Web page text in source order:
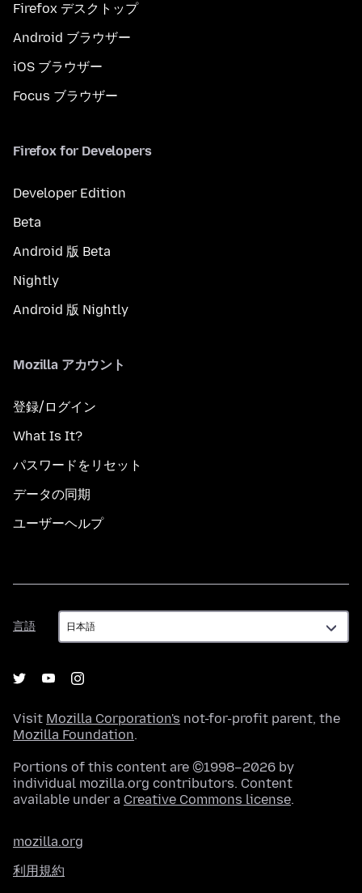
Firefox デスクトップ
Android ブラウザー
iOS ブラウザー
Focus ブラウザー
Firefox for Developers
Developer Edition
Beta
Android 版 Beta
Nightly
Android 版 Nightly
Mozilla アカウント
登録/ログイン
What Is It?
パスワードをリセット
データの同期
ユーザーヘルプ
言語
言
語
Visit Mozilla Corporation's not-for-profit parent, the
Mozilla Foundation.
Portions of this content are ©1998–2026 by
individual mozilla.org contributors. Content
available under a Creative Commons license.
mozilla.org
利用規約